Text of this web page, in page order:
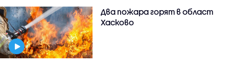
Два пожара горят в област
Хасково